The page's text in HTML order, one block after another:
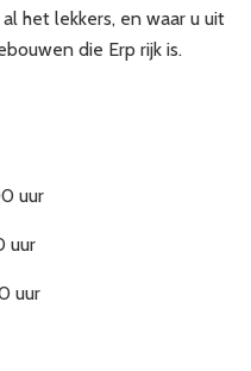
het lekkers, en waar u uit
die Erp rijk is.
uur
uur
uur